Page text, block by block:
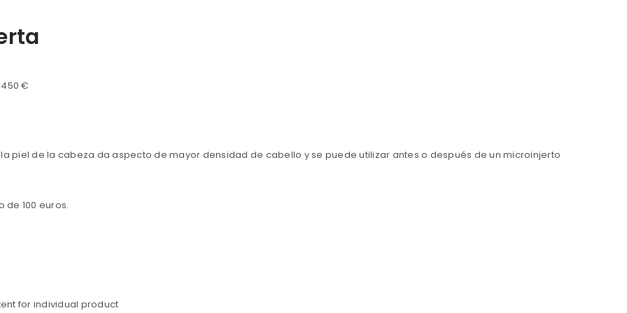
€
piel de la cabeza da aspecto de mayor densidad de cabello y se puede utilizar antes o después de un microinjerto
de 100 euros.
for individual product